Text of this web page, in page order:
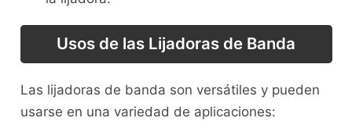
Usos de las Lijadoras de Banda
Las lijadoras de banda son versátiles y pueden
usarse en una variedad de aplicaciones: